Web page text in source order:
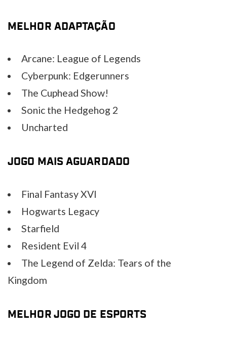
MELHOR ADAPTAÇÃO
Arcane: League of Legends
Cyberpunk: Edgerunners
The Cuphead Show!
Sonic the Hedgehog 2
Uncharted
JOGO MAIS AGUARDADO
Final Fantasy XVI
Hogwarts Legacy
Starfield
Resident Evil 4
The Legend of Zelda: Tears of the
Kingdom
MELHOR JOGO DE ESPORTS